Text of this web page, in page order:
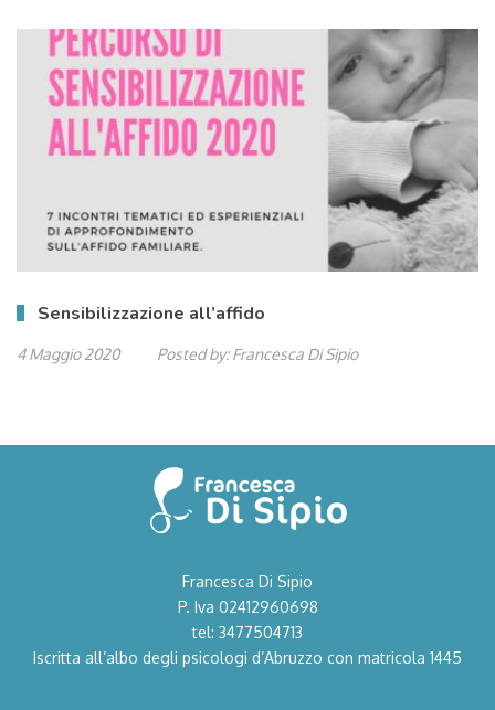
Sensibilizzazione all’affido
4 Maggio 2020 Posted by: Francesca Di Sipio
Francesca Di Sipio
P. Iva 02412960698
tel: 3477504713
Iscritta all’albo degli psicologi d’Abruzzo con matricola 1445